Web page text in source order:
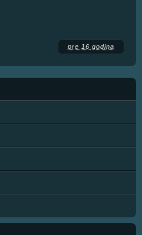
pre 16 godina